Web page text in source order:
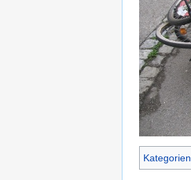
Kategorien